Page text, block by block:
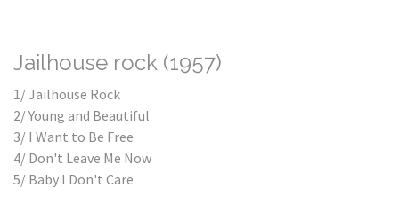
Jailhouse rock (1957)
1/ Jailhouse Rock
2/ Young and Beautiful
3/ I Want to Be Free
4/ Don't Leave Me Now
5/ Baby I Don't Care